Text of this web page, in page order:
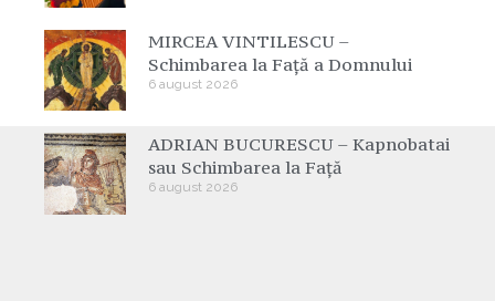
MIRCEA VINTILESCU –
Schimbarea la Față a Domnului
6 august 2026
ADRIAN BUCURESCU – Kapnobatai
sau Schimbarea la Față
6 august 2026